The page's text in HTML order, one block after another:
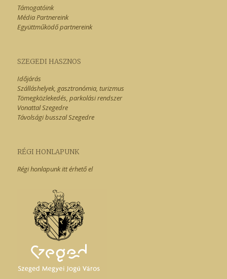
Támogatóink
Média Partnereink
Együttműködő partnereink
SZEGEDI HASZNOS
Időjárás
Szálláshelyek, gasztronómia, turizmus
Tömegközlekedés, parkolási rendszer
Vonattal Szegedre
Távolsági busszal Szegedre
RÉGI HONLAPUNK
Régi honlapunk itt érhető el